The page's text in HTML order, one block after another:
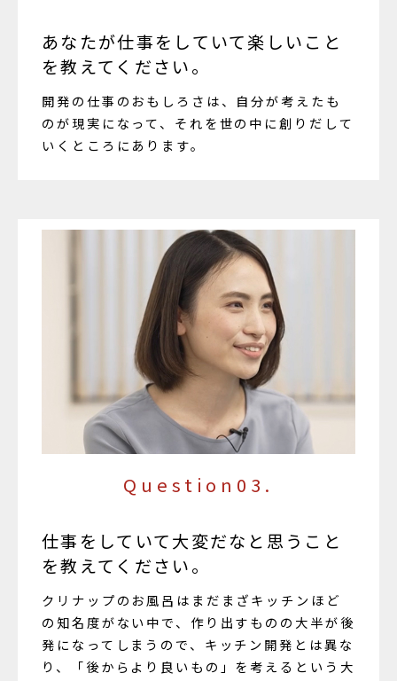
あなたが仕事をしていて楽しいこと
を教えてください。
開発の仕事のおもしろさは、自分が考えたも
のが現実になって、それを世の中に創りだして
いくところにあります。
Question03.
仕事をしていて大変だなと思うこと
を教えてください。
クリナップのお風呂はまだまざキッチンほど
の知名度がない中で、作り出すものの大半が後
発になってしまうので、キッチン開発とは異な
り、「後からより良いもの」を考えるという大